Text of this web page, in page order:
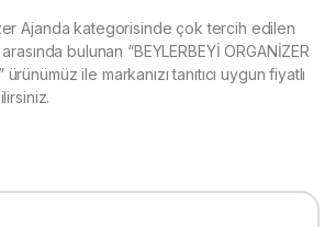
Ajanda kategorisinde çok tercih edilen
bulunan “BEYLERBEYİ ORGANİZER
ile markanızı tanıtıcı uygun fiyatlı